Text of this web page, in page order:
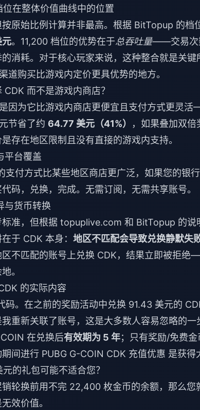
在整体价值曲线中的位置
原始比例计算并非最高。根据 BitTopup 的档
。11,200 档位的优势在于总吞吐量——交易次
消耗。对于核心玩家来说，这种整合就是关键
渠道购买比游戏内定价更具优势的地方。
而不是游戏内商店？
因为它比游戏内商店更便宜且支付方式更灵
节省了约 64.77 美元（41%）
，如果叠加双
存在地区限制且没有直接的游戏内支持。
平台覆盖
支付方式比某些地区商店更广泛，如果您的银
码，兑换，完成。无需订阅，无需共享账号。
与货币转换
标准，但根据 topuplive.com 和 BitTopup 的说
于 CDK 本身： 地区不匹配会导致兑换静默失
区不匹配的账号上兑换 CDK，结果立即被拒
。
的实际内容
码。在之前的奖励活动中兑换 91.43 美元的
重新关联了账号，这是大多数人容易忽略的
在兑换后有效期为 5 年；只有奖励/免费
间进行 PUBG G-COIN CDK 充值优惠 是获得
的礼包可能不适合您？
销轮换前用不完 22,400 枚金币的余额，那么
效价值。